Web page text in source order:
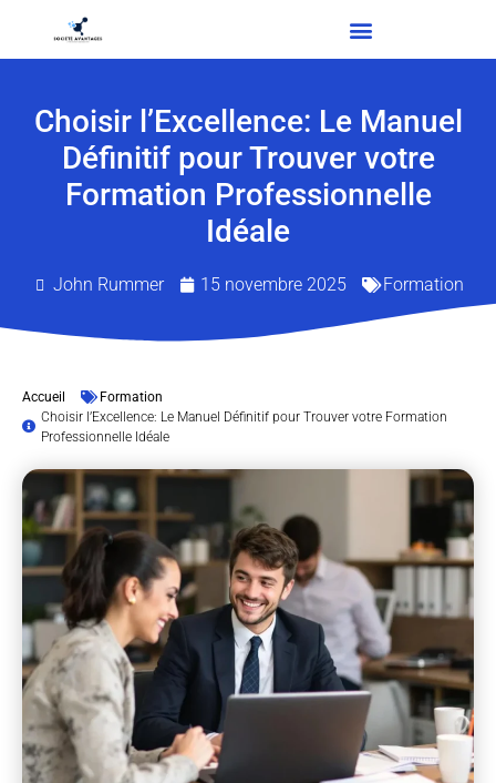
Choisir l’Excellence: Le Manuel
Définitif pour Trouver votre
Formation Professionnelle
Idéale
John Rummer 15 novembre 2025 Formation
Accueil
Formation
Choisir l’Excellence: Le Manuel Définitif pour Trouver votre Formation
Professionnelle Idéale